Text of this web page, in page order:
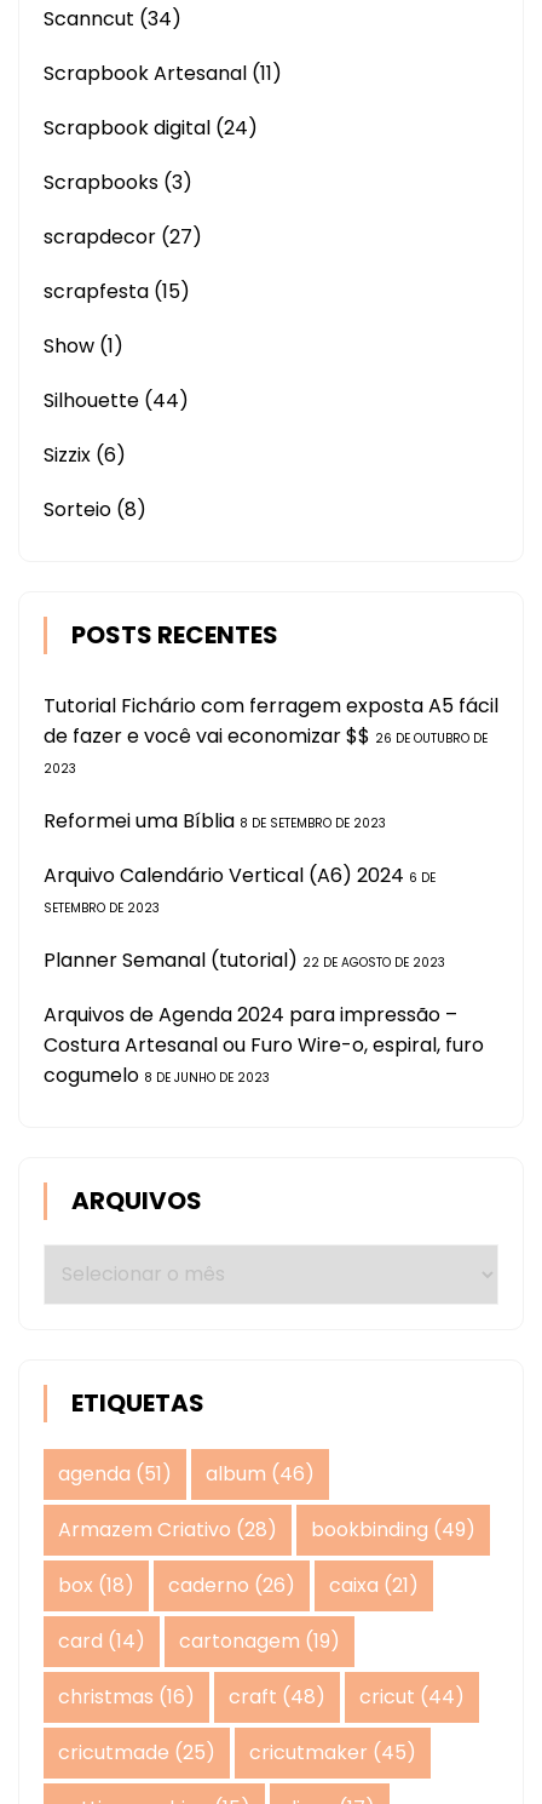
Scanncut (34)
Scrapbook Artesanal (11)
Scrapbook digital (24)
Scrapbooks (3)
scrapdecor (27)
scrapfesta (15)
Show (1)
Silhouette (44)
Sizzix (6)
Sorteio (8)
POSTS RECENTES
Tutorial Fichário com ferragem exposta A5 fácil
de fazer e você vai economizar $$ 26 DE OUTUBRO DE
2023
Reformei uma Bíblia 8 DE SETEMBRO DE 2023
Arquivo Calendário Vertical (A6) 2024 6 DE
SETEMBRO DE 2023
Planner Semanal (tutorial) 22 DE AGOSTO DE 2023
Arquivos de Agenda 2024 para impressão –
Costura Artesanal ou Furo Wire-o, espiral, furo
cogumelo 8 DE JUNHO DE 2023
ARQUIVOS
Arquivos
ETIQUETAS
agenda (51) album (46)
Armazem Criativo (28) bookbinding (49)
box (18) caderno (26) caixa (21)
card (14) cartonagem (19)
christmas (16) craft (48) cricut (44)
cricutmade (25) cricutmaker (45)